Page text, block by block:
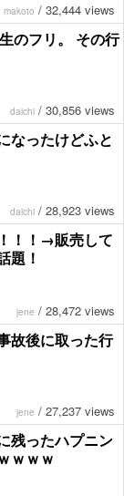
makoto / 32,444 views
のフリ。 その行
daichi / 30,856 views
なったけどふと
daichi / 28,923 views
！！→販売して
題！
jene / 28,472 views
故後に取った行
jene / 27,237 views
残ったハプニン
ｗｗｗ